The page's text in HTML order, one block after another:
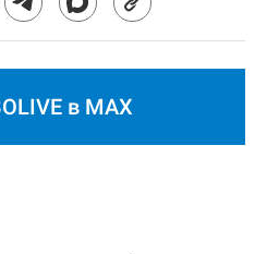
в MAX